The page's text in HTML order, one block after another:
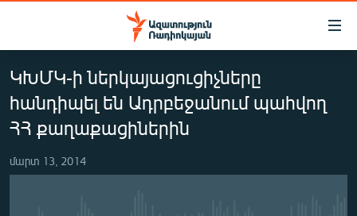
Մատչելիության
հիմնական
բովանդակությանը
հիմնական
մենյուին
Որոնում
ԱԶԱՏՈՒԹՅՈՒՆ TV
ՀԱՅԱՍՏԱՆ
ՔԱՂԱՔԱԿԱՆ
ԸՆՏՐՈՒԹՅՈՒՆՆԵՐ 2026
ԿԽՄԿ-ի ներկայացուցիչները
հանդիպել են Ադրբեջանում պահվող
ՀՀ քաղաքացիներին
մարտ 13, 2014